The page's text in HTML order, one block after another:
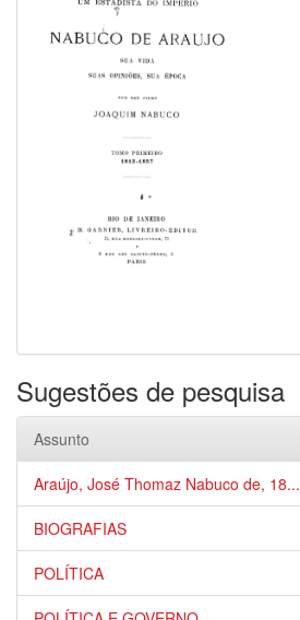
Sugestões de pesquisa
Assunto
Araújo, José Thomaz Nabuco de, 18...
BIOGRAFIAS
POLÍTICA